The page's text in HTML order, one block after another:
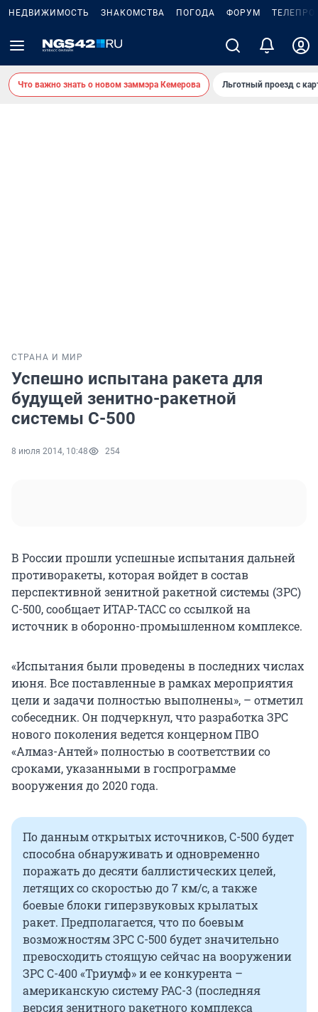
НЕДВИЖИМОСТЬ ЗНАКОМСТВА ПОГОДА ФОРУМ
Что важно знать о новом заммэра Кемерова Льготный проезд с
СТРАНА И МИР
Успешно испытана ракета для
будущей зенитно-ракетной
системы С-500
8 июля 2014, 10:48 254
В России прошли успешные испытания дальней
противоракеты, которая войдет в состав
перспективной зенитной ракетной системы (ЗРС)
С-500, сообщает ИТАР-ТАСС со ссылкой на
источник в оборонно-промышленном комплексе.
«Испытания были проведены в последних числах
июня. Все поставленные в рамках мероприятия
цели и задачи полностью выполнены», – отметил
собеседник. Он подчеркнул, что разработка ЗРС
нового поколения ведется концерном ПВО
«Алмаз-Антей» полностью в соответствии со
сроками, указанными в госпрограмме
вооружения до 2020 года.
По данным открытых источников, С-500 будет
способна обнаруживать и одновременно
поражать до десяти баллистических целей,
летящих со скоростью до 7 км/с, а также
боевые блоки гиперзвуковых крылатых
ракет. Предполагается, что по боевым
возможностям ЗРС С-500 будет значительно
превосходить стоящую сейчас на вооружении
ЗРС С-400 «Триумф» и ее конкурента –
американскую систему PAC-3 (последняя
версия зенитного ракетного комплекса